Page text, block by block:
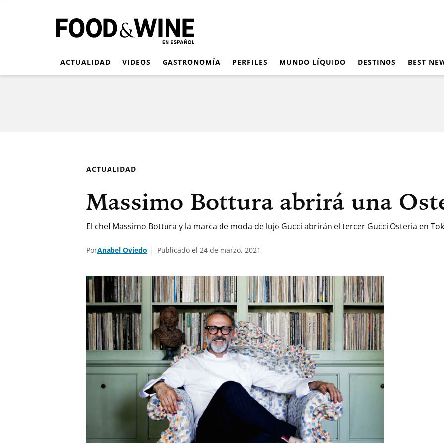
ACTUALIDAD VIDEOS GASTRONOMÍA PERFILES MUNDO LÍQUIDO DESTINOS BEST
ACTUALIDAD
Massimo Bottura abrirá una
El chef Massimo Bottura y la marca de moda de lujo Gucci abrirán el tercer Gucci Osteria en
PorAnabel Oviedo Publicado el 24 de marzo, 2021